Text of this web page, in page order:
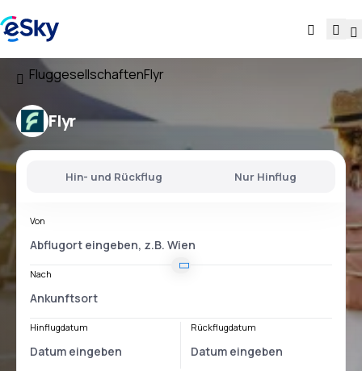
FluggesellschaftenFlyr
Flyr
Hin- und Rückflug Nur Hinflug
Von
Nach
Hinflugdatum Rückflugdatum